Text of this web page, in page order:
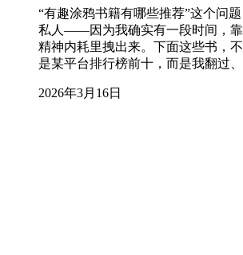
“有趣涂鸦书籍有哪些推荐”这个问
私人——因为我确实有一段时间，靠
精神内耗里拽出来。下面这些书，
是某平台排行榜前十，而是我翻过
2026年3月16日